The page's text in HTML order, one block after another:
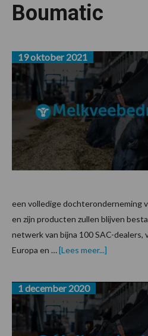
Boumatic
19 oktober 2021
een volledige dochteronderneming
en zijn producten zullen blijven
netwerk van bijna 100 SAC-dealers,
Europa en …[Lees meer...]
over
1 december 2020